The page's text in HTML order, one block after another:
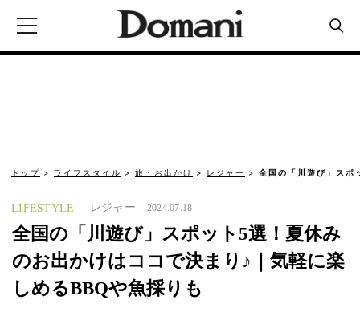
トップ ライフスタイル 旅・お出かけ レジャー 全国の「川遊び」スポ
LIFESTYLE レジャー 2024.07.18
全国の「川遊び」スポット5選！夏休み
のお出かけはココで決まり♪｜気軽に楽
しめるBBQや魚採りも